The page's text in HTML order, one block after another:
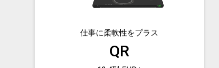
仕事に柔軟性をプラス
QR